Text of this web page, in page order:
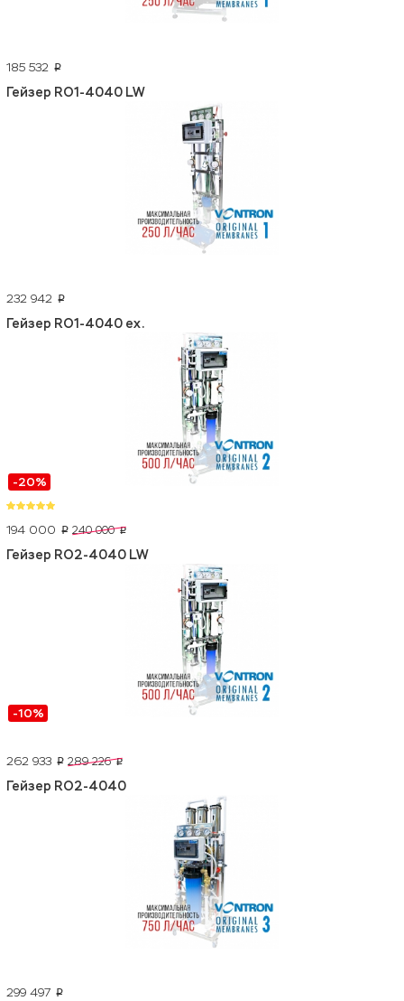
185 532 p
Гейзер RO1-4040 LW
232 942 p
Гейзер RO1-4040 ex.
-20%
194 000 p 240 000 p
Гейзер RO2-4040 LW
-10%
262 933 p 289 226 p
Гейзер RO2-4040
299 497 p